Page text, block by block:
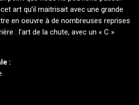
art qu’il maitrisait avec une grande
en oeuvre à de nombreuses reprises
: l’art de la chute, avec un « C »
: